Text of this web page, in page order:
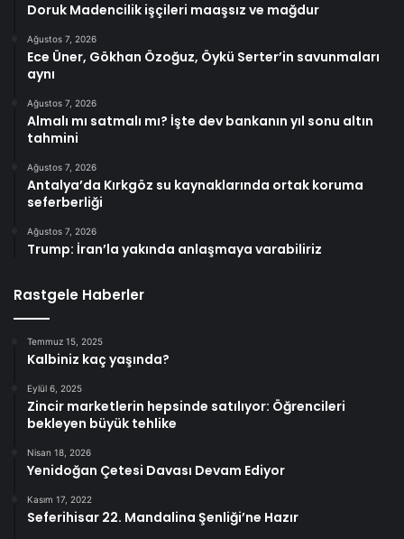
Doruk Madencilik işçileri maaşsız ve mağdur
Ağustos 7, 2026
Ece Üner, Gökhan Özoğuz, Öykü Serter’in savunmaları
aynı
Ağustos 7, 2026
Almalı mı satmalı mı? İşte dev bankanın yıl sonu altın
tahmini
Ağustos 7, 2026
Antalya’da Kırkgöz su kaynaklarında ortak koruma
seferberliği
Ağustos 7, 2026
Trump: İran’la yakında anlaşmaya varabiliriz
Rastgele Haberler
Temmuz 15, 2025
Kalbiniz kaç yaşında?
Eylül 6, 2025
Zincir marketlerin hepsinde satılıyor: Öğrencileri
bekleyen büyük tehlike
Nisan 18, 2026
Yenidoğan Çetesi Davası Devam Ediyor
Kasım 17, 2022
Seferihisar 22. Mandalina Şenliği’ne Hazır